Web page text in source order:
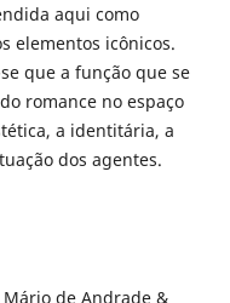
aqui como
elementos icônicos.
que a função que se
romance no espaço
a identitária, a
dos agentes.
de Andrade &